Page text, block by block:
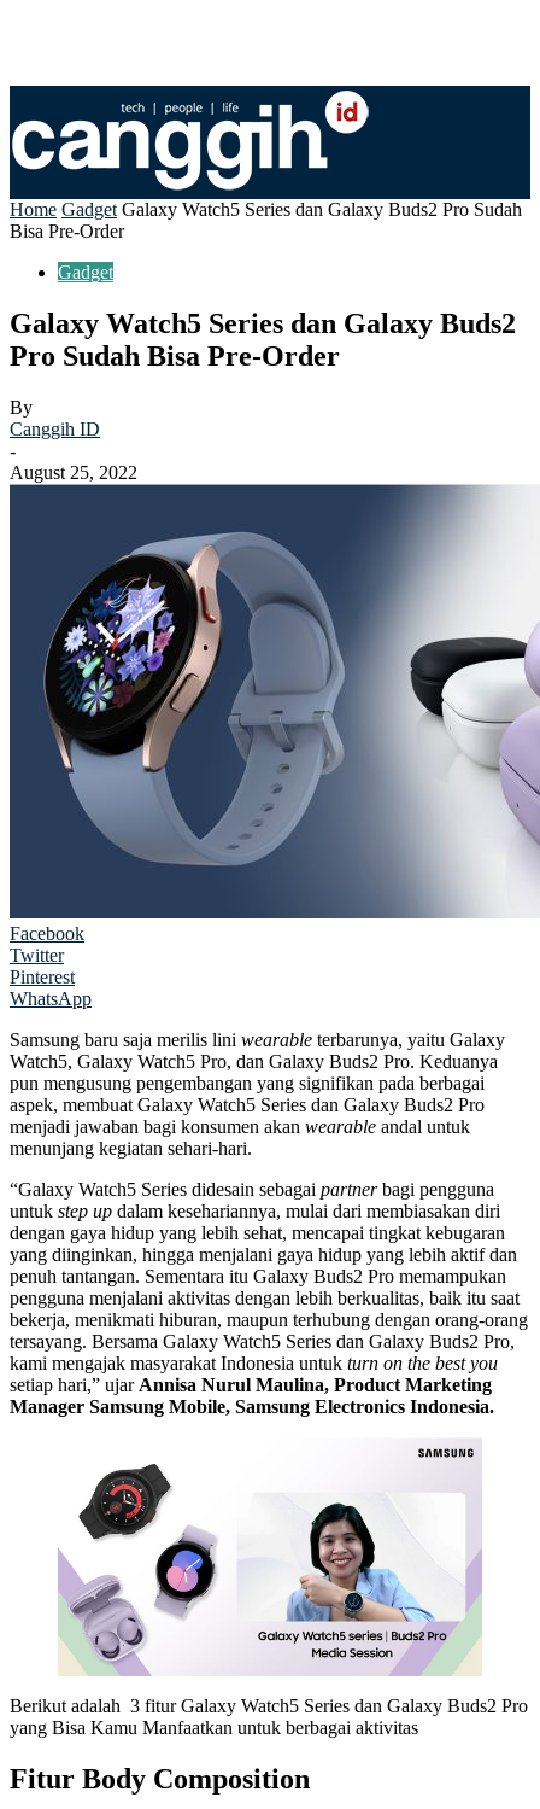
Home Gadget Galaxy Watch5 Series dan Galaxy Buds2 Pro Sudah
Bisa Pre-Order
Gadget
Galaxy Watch5 Series dan Galaxy Buds2
Pro Sudah Bisa Pre-Order
By
Canggih ID
-
August 25, 2022
Facebook
Twitter
Pinterest
WhatsApp
Samsung baru saja merilis lini wearable terbarunya, yaitu Galaxy
Watch5, Galaxy Watch5 Pro, dan Galaxy Buds2 Pro. Keduanya
pun mengusung pengembangan yang signifikan pada berbagai
aspek, membuat Galaxy Watch5 Series dan Galaxy Buds2 Pro
menjadi jawaban bagi konsumen akan wearable andal untuk
menunjang kegiatan sehari-hari.
“Galaxy Watch5 Series didesain sebagai partnerbagi pengguna
untuk step up dalam kesehariannya, mulai dari membiasakan diri
dengan gaya hidup yang lebih sehat, mencapai tingkat kebugaran
yang diinginkan, hingga menjalani gaya hidup yang lebih aktif dan
penuh tantangan. Sementara itu Galaxy Buds2 Pro memampukan
pengguna menjalani aktivitas dengan lebih berkualitas, baik itu saat
bekerja, menikmati hiburan, maupun terhubung dengan orang-orang
tersayang. Bersama Galaxy Watch5 Series dan Galaxy Buds2 Pro,
kami mengajak masyarakat Indonesia untuk turn on the best you
setiap hari,” ujar Annisa Nurul Maulina, Product Marketing
Manager Samsung Mobile, Samsung Electronics Indonesia.
Berikut adalah 3 fitur Galaxy Watch5 Series dan Galaxy Buds2 Pro
yang Bisa Kamu Manfaatkan untuk berbagai aktivitas
Fitur Body Composition